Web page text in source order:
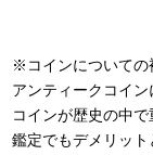
※コインについての
アンティークコイ
コインが歴史の中
鑑定でもデメリッ